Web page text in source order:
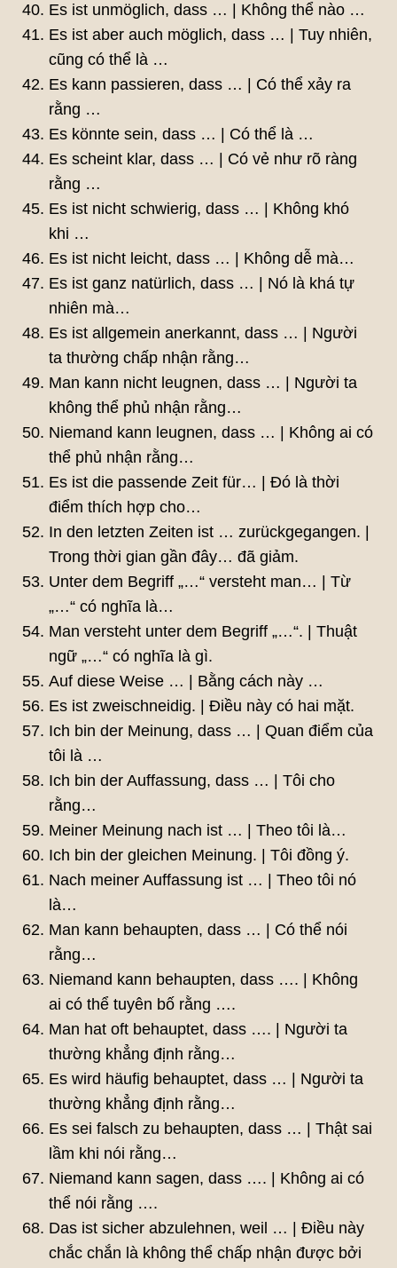
Es ist unmöglich, dass … | Không thể nào …
Es ist aber auch möglich, dass … | Tuy nhiên,
cũng có thể là …
Es kann passieren, dass … | Có thể xảy ra
rằng …
Es könnte sein, dass … | Có thể là …
Es scheint klar, dass … | Có vẻ như rõ ràng
rằng …
Es ist nicht schwierig, dass … | Không khó
khi …
Es ist nicht leicht, dass … | Không dễ mà…
Es ist ganz natürlich, dass … | Nó là khá tự
nhiên mà…
Es ist allgemein anerkannt, dass … | Người
ta thường chấp nhận rằng…
Man kann nicht leugnen, dass … | Người ta
không thể phủ nhận rằng…
Niemand kann leugnen, dass … | Không ai có
thể phủ nhận rằng…
Es ist die passende Zeit für… | Đó là thời
điểm thích hợp cho…
In den letzten Zeiten ist … zurückgegangen. |
Trong thời gian gần đây… đã giảm.
Unter dem Begriff „…“ versteht man… | Từ
„…“ có nghĩa là…
Man versteht unter dem Begriff „…“. | Thuật
ngữ „…“ có nghĩa là gì.
Auf diese Weise … | Bằng cách này …
Es ist zweischneidig. | Điều này có hai mặt.
Ich bin der Meinung, dass … | Quan điểm của
tôi là …
Ich bin der Auffassung, dass … | Tôi cho
rằng…
Meiner Meinung nach ist … | Theo tôi là…
Ich bin der gleichen Meinung. | Tôi đồng ý.
Nach meiner Auffassung ist … | Theo tôi nó
là…
Man kann behaupten, dass … | Có thể nói
rằng…
Niemand kann behaupten, dass …. | Không
ai có thể tuyên bố rằng ….
Man hat oft behauptet, dass …. | Người ta
thường khẳng định rằng…
Es wird häufig behauptet, dass … | Người ta
thường khẳng định rằng…
Es sei falsch zu behaupten, dass … | Thật sai
lầm khi nói rằng…
Niemand kann sagen, dass …. | Không ai có
thể nói rằng ….
Das ist sicher abzulehnen, weil … | Điều này
chắc chắn là không thể chấp nhận được bởi